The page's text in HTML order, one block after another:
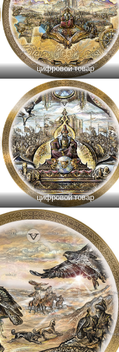
цифровой товар
цифровой товар